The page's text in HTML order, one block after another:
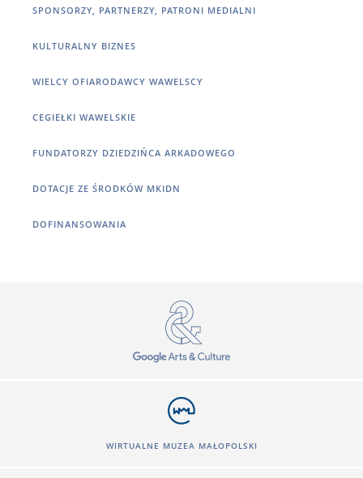
SPONSORZY, PARTNERZY, PATRONI MEDIALNI
KULTURALNY BIZNES
WIELCY OFIARODAWCY WAWELSCY
CEGIEŁKI WAWELSKIE
FUNDATORZY DZIEDZIŃCA ARKADOWEGO
DOTACJE ZE ŚRODKÓW MKIDN
DOFINANSOWANIA
WIRTUALNE MUZEA MAŁOPOLSKI